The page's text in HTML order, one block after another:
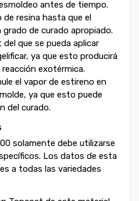
antes de tiempo.
de resina hasta que el
de curado apropiado.
que se pueda aplicar
ya que esto producirá
exotérmica.
el vapor de estireno en
ya que esto puede
del curado.
solamente debe utilizarse
Los datos de esta
a todas las variedades